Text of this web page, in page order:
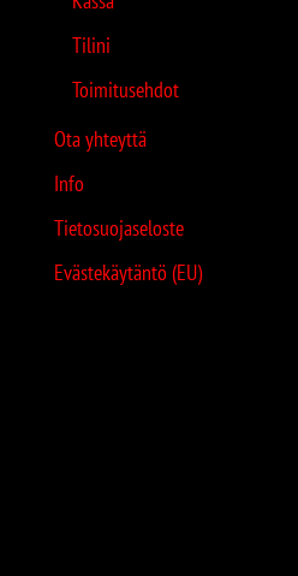
Tilini
Toimitusehdot
Ota yhteyttä
Info
Tietosuojaseloste
Evästekäytäntö (EU)